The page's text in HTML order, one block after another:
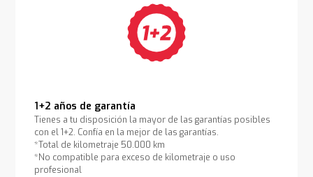
1+2 años de garantía
Tienes a tu disposición la mayor de las garantías posibles
con el 1+2. Confía en la mejor de las garantías.
*Total de kilometraje 50.000 km
*No compatible para exceso de kilometraje o uso
profesional